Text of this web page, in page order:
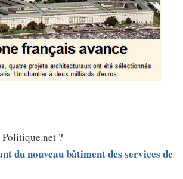
?
du nouveau bâtiment des services de